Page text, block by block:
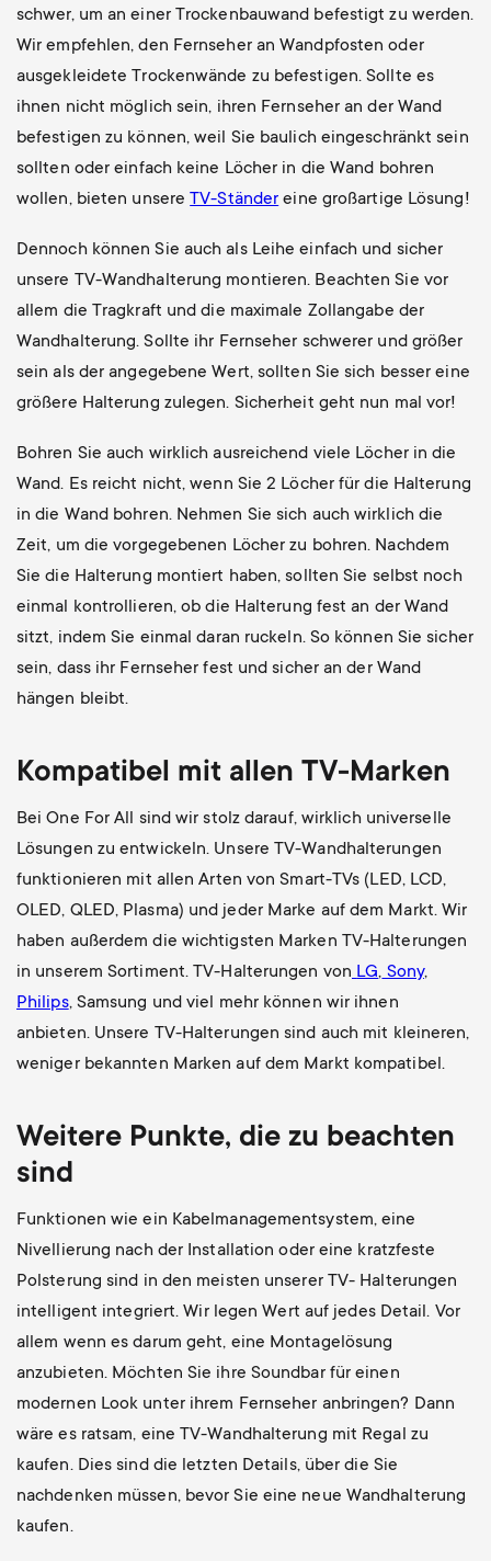
schwer, um an einer Trockenbauwand befestigt zu werden.
Wir empfehlen, den Fernseher an Wandpfosten oder
ausgekleidete Trockenwände zu befestigen. Sollte es
ihnen nicht möglich sein, ihren Fernseher an der Wand
befestigen zu können, weil Sie baulich eingeschränkt sein
sollten oder einfach keine Löcher in die Wand bohren
wollen, bieten unsereTV-Ständer eine großartige Lösung!
Dennoch können Sie auch als Leihe einfach und sicher
unsere TV-Wandhalterung montieren. Beachten Sie vor
allem die Tragkraft und die maximale Zollangabe der
Wandhalterung. Sollte ihr Fernseher schwerer und größer
sein als der angegebene Wert, sollten Sie sich besser eine
größere Halterung zulegen. Sicherheit geht nun mal vor!
Bohren Sie auch wirklich ausreichend viele Löcher in die
Wand. Es reicht nicht, wenn Sie 2 Löcher für die Halterung
in die Wand bohren. Nehmen Sie sich auch wirklich die
Zeit, um die vorgegebenen Löcher zu bohren. Nachdem
Sie die Halterung montiert haben, sollten Sie selbst noch
einmal kontrollieren, ob die Halterung fest an der Wand
sitzt, indem Sie einmal daran ruckeln. So können Sie sicher
sein, dass ihr Fernseher fest und sicher an der Wand
hängen bleibt.
Kompatibel mit allen TV-Marken
Bei One For All sind wir stolz darauf, wirklich universelle
Lösungen zu entwickeln. Unsere TV-Wandhalterungen
funktionieren mit allen Arten von Smart-TVs (LED, LCD,
OLED, QLED, Plasma) und jeder Marke auf dem Markt. Wir
haben außerdem die wichtigsten Marken TV-Halterungen
in unserem Sortiment. TV-Halterungen von LG, Sony,
Philips, Samsung und viel mehr können wir ihnen
anbieten. Unsere TV-Halterungen sind auch mit kleineren,
weniger bekannten Marken auf dem Markt kompatibel.
Weitere Punkte, die zu beachten
sind
Funktionen wie ein Kabelmanagementsystem, eine
Nivellierung nach der Installation oder eine kratzfeste
Polsterung sind in den meisten unserer TV- Halterungen
intelligent integriert. Wir legen Wert auf jedes Detail. Vor
allem wenn es darum geht, eine Montagelösung
anzubieten. Möchten Sie ihre Soundbar für einen
modernen Look unter ihrem Fernseher anbringen? Dann
wäre es ratsam, eine TV-Wandhalterung mit Regal zu
kaufen. Dies sind die letzten Details, über die Sie
nachdenken müssen, bevor Sie eine neue Wandhalterung
kaufen.